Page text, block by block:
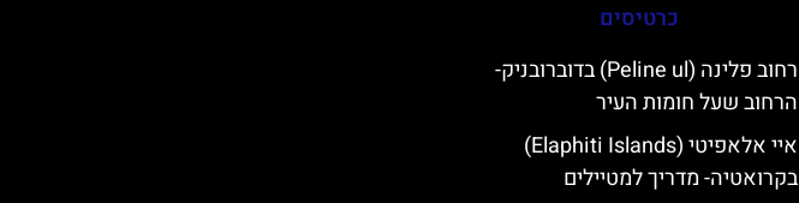
כרטיסים
רחוב פלינה (Peline ul) בדוברובניק-
הרחוב שעל חומות העיר
איי אלאפיטי (Elaphiti Islands)
בקרואטיה- מדריך למטיילים